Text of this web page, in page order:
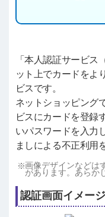
「本人認証サービ
ット上でカードをよ
ビスです。
ネットショッピング
ビスにカードを登録
いパスワードを入力
ましによる不正利用
画像デザインなどは
があります。あらか
認証画面イメージ